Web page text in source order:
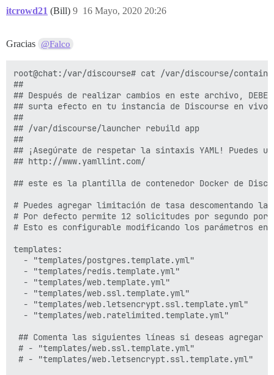
itcrowd21 (Bill) 16 Mayo, 2020 20:26
9
Gracias @Falco
root@chat:/var/discourse# cat /var/discourse/
##
## Después de realizar cambios en este archivo,
## surta efecto en tu instancia de Discourse en vivo:
##
## /var/discourse/launcher rebuild app
##
## ¡Asegúrate de respetar la sintaxis YAML!
## http://www.yamllint.com/
## este es la plantilla de contenedor Docker de
# Puedes agregar limitación de tasa descomentando
# Por defecto permite 12 solicitudes por segundo
# Esto es configurable modificando los parámetros en
templates:
  - "templates/postgres.template.yml"
  - "templates/redis.template.yml"
  - "templates/web.template.yml"
  - "templates/web.ssl.template.yml"
  - "templates/web.letsencrypt.ssl.template.yml"
  - "templates/web.ratelimited.template.yml"
## Comenta las siguientes líneas si deseas
# - "templates/web.ssl.template.yml"
# - "templates/web.letsencrypt.ssl.template.yml"